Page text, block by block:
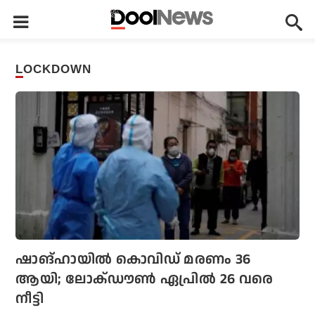
LOCKDOWN
ഷാങ്ഹായില്‍ കൊവിഡ് മരണം 36
ആയി; ലോക്ഡൗണ്‍ ഏപ്രില്‍ 26 വരെ
നീട്ടി